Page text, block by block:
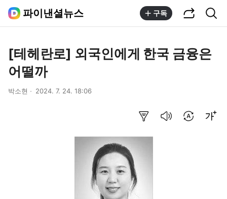
파이낸셜뉴스 구독
[테헤란로] 외국인에게 한국 금융은
어떨까
박소현 2024. 7. 24. 18:06